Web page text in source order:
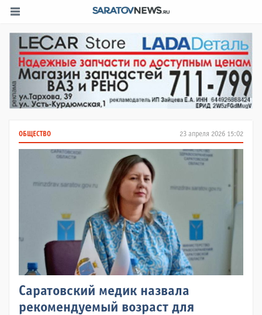
23 апреля 2026 15:02
ОБЩЕСТВО
Саратовский медик назвала
рекомендуемый возраст для